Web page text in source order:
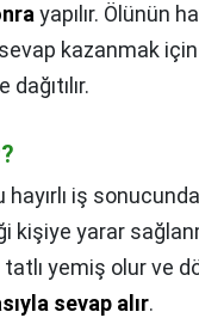
yapılır. Ölünün
kazanmak için
hayırlı iş
kişiye yarar
yemiş olur ve
sevap alır.